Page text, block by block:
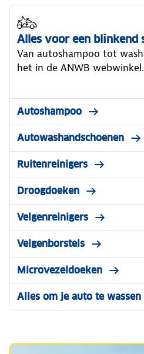
Alles voor een blinkend
Van autoshampoo tot
het in de ANWB webwinkel.
Autoshampoo
Autowashandschoenen
Ruitenreinigers
Droogdoeken
Velgenreinigers
Velgenborstels
Microvezeldoeken
Alles om je auto te wassen